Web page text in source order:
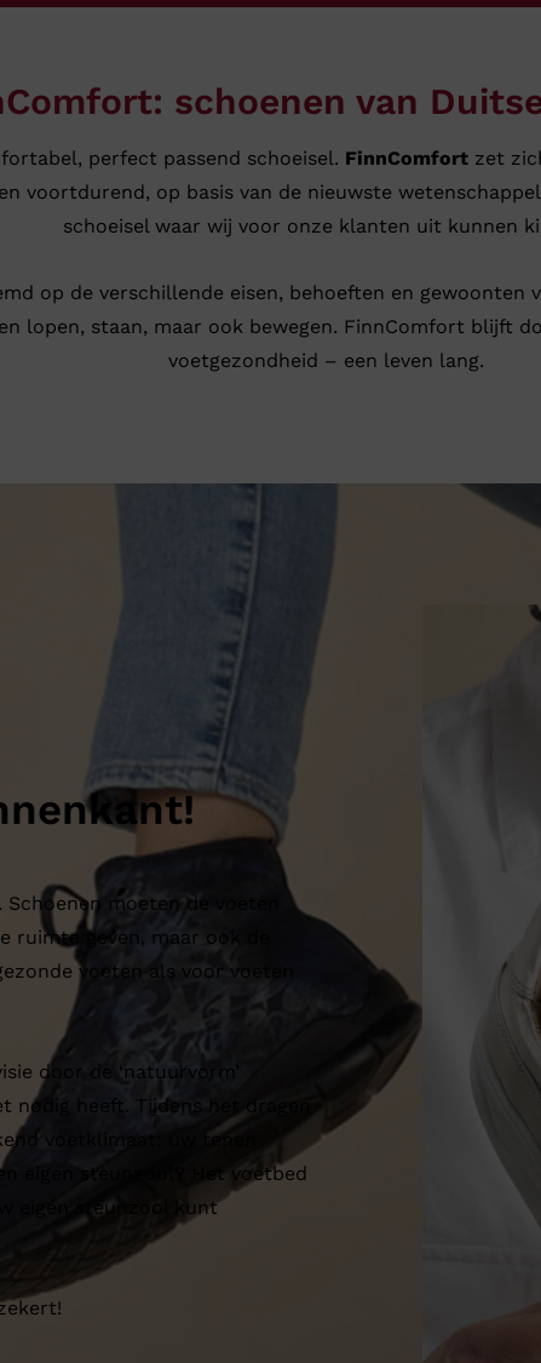
schoenen van
perfect passend schoeisel. FinnComfort zet
voortdurend, op basis van de nieuwste
schoeisel waar wij voor onze klanten uit kunnen
op de verschillende eisen, behoeften en gewoonten
lopen, staan, maar ook bewegen. FinnComfort blijft
voetgezondheid – een leven lang.
moeten de voeten
geven, maar ook de
voeten als voor voeten
door de ‘natuurvorm’
heeft. Tijdens het dragen
voetklimaat: uw tenen
eigen steunzool? Het voetbed
eigen steunzool kunt